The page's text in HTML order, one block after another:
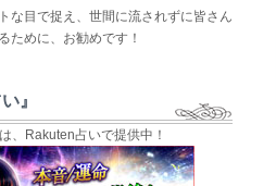
な目で捉え、世間に流されずに皆さん
ために、お勧めです！
』
、Rakuten占いで提供中！